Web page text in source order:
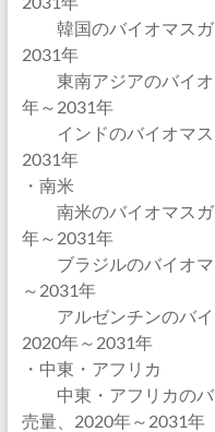
韓国のバイオマスガ
2031年
東南アジアのバイオ
年～2031年
インドのバイオマス
2031年
・南米
南米のバイオマスガ
年～2031年
ブラジルのバイオマ
～2031年
アルゼンチンのバイ
2020年～2031年
・中東・アフリカ
中東・アフリカのバ
売量、2020年～2031年